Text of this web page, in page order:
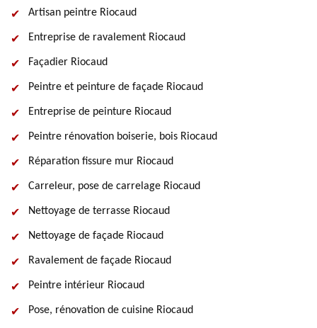
Artisan peintre Riocaud
Entreprise de ravalement Riocaud
Façadier Riocaud
Peintre et peinture de façade Riocaud
Entreprise de peinture Riocaud
Peintre rénovation boiserie, bois Riocaud
Réparation fissure mur Riocaud
Carreleur, pose de carrelage Riocaud
Nettoyage de terrasse Riocaud
Nettoyage de façade Riocaud
Ravalement de façade Riocaud
Peintre intérieur Riocaud
Pose, rénovation de cuisine Riocaud